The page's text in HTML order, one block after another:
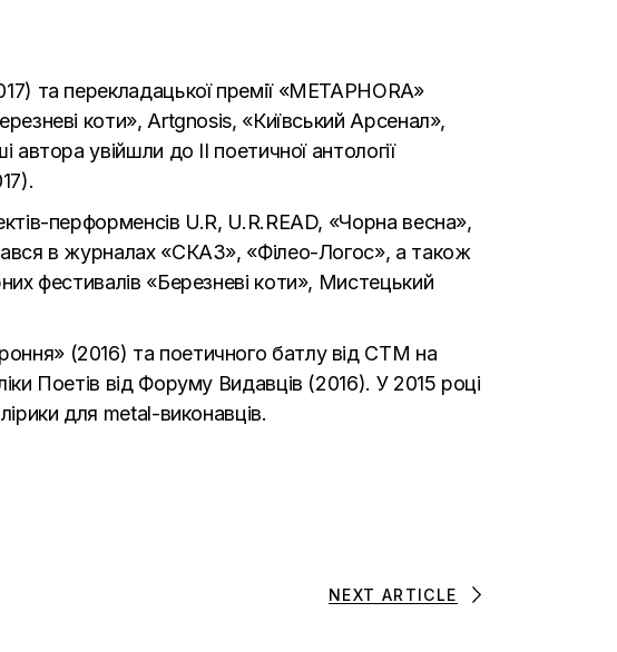
та перекладацької премії «METAPHORA»
коти», Artgnosis, «Київський Арсенал»,
увійшли до II поетичної антології
перформенсів U.R, U.R.READ, «Чорна весна»,
в журналах «СКАЗ», «Філео-Логос», а також
фестивалів «Березневі коти», Мистецький
(2016) та поетичного батлу від СТМ на
Поетів від Форуму Видавців (2016). У 2015 році
для metal-виконавців.
NEXT ARTICLE